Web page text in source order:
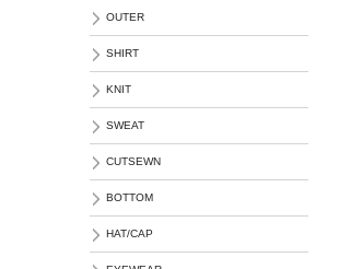
OUTER
SHIRT
KNIT
SWEAT
CUTSEWN
BOTTOM
HAT/CAP